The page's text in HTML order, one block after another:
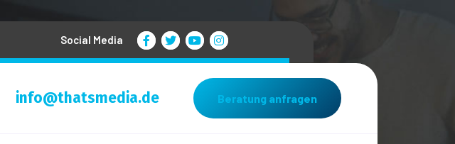
Social Media
info@thatsmedia.de Beratung anfragen